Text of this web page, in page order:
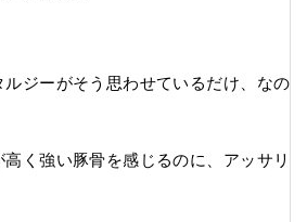
ルジーがそう思わせているだけ、なの
強い豚骨を感じるのに、アッサリ